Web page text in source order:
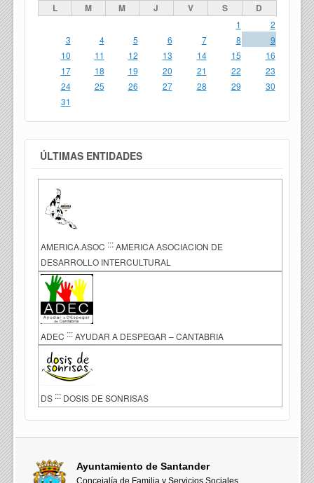
L M M J V S D
1
2
3
4 5 6 7 8
9
10
11 12 13 14 15
16
17
18 19 20 21 22
23
24
25 26 27 28 29
30
31
ÚLTIMAS ENTIDADES
AMERICA.ASOC ::: AMERICA ASOCIACION DE
DESARROLLO INTERCULTURAL
ADEC ::: AYUDAR A DESPEGAR – CANTABRIA
DS ::: DOSIS DE SONRISAS
Ayuntamiento de Santander
Concejalía de Familia y Servicios Sociales